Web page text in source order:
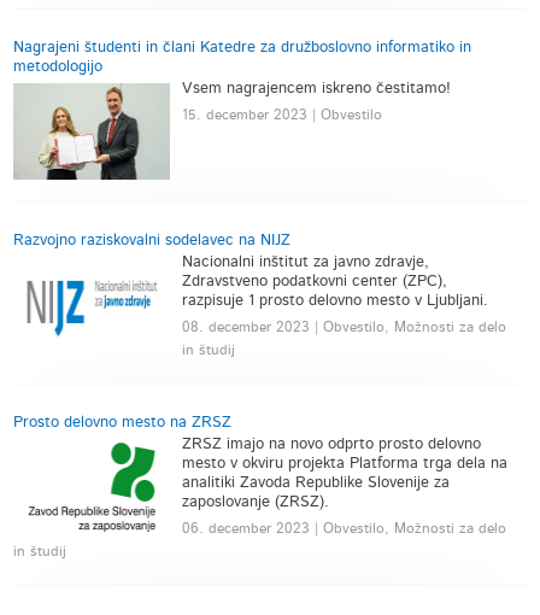
Nagrajeni študenti in člani Katedre za družboslovno informatiko in
metodologijo
Vsem nagrajencem iskreno čestitamo!
15. december 2023 | Obvestilo
Razvojno raziskovalni sodelavec na NIJZ
Nacionalni inštitut za javno zdravje,
Zdravstveno podatkovni center (ZPC),
razpisuje 1 prosto delovno mesto v Ljubljani.
08. december 2023 | Obvestilo, Možnosti za delo
in študij
Prosto delovno mesto na ZRSZ
ZRSZ imajo na novo odprto prosto delovno
mesto v okviru projekta Platforma trga dela na
analitiki Zavoda Republike Slovenije za
zaposlovanje (ZRSZ).
06. december 2023 | Obvestilo, Možnosti za delo
in študij